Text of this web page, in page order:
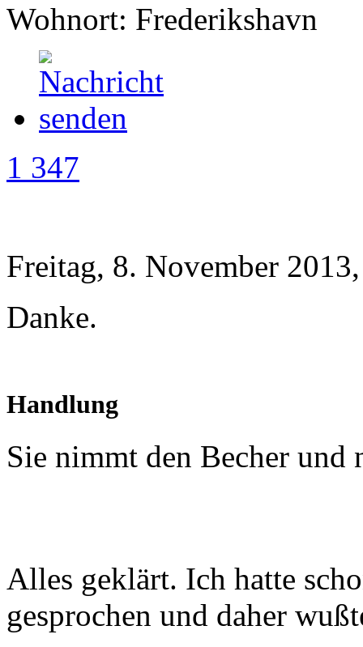
Wohnort: Frederikshavn
1 347
Freitag, 8. November
Danke.
Handlung
Sie nimmt den Becher und
Alles geklärt. Ich hatte
gesprochen und daher